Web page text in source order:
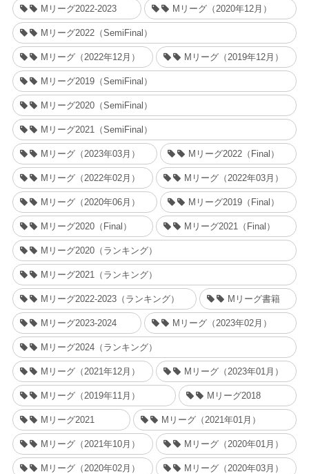
Mリーグ2022-2023 Mリーグ（2020年12月）
Mリーグ2022（SemiFinal）
Mリーグ（2022年12月） Mリーグ（2019年12月）
Mリーグ2019（SemiFinal）
Mリーグ2020（SemiFinal）
Mリーグ2021（SemiFinal）
Mリーグ（2023年03月） Mリーグ2022（Final）
Mリーグ（2022年02月） Mリーグ（2022年03月）
Mリーグ（2020年06月） Mリーグ2019（Final）
Mリーグ2020（Final） Mリーグ2021（Final）
Mリーグ2020（ランキング）
Mリーグ2021（ランキング）
Mリーグ2022-2023（ランキング） Mリーグ書籍
Mリーグ2023-2024 Mリーグ（2023年02月）
Mリーグ2024（ランキング）
Mリーグ（2021年12月） Mリーグ（2023年01月）
Mリーグ（2019年11月） Mリーグ2018
Mリーグ2021 Mリーグ（2021年01月）
Mリーグ（2021年10月） Mリーグ（2020年01月）
Mリーグ（2020年02月） Mリーグ（2020年03月）